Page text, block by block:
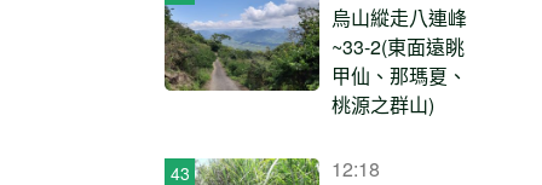
烏山縱走八連峰
~33-2(東面遠眺
甲仙、那瑪夏、
桃源之群山)
12:18